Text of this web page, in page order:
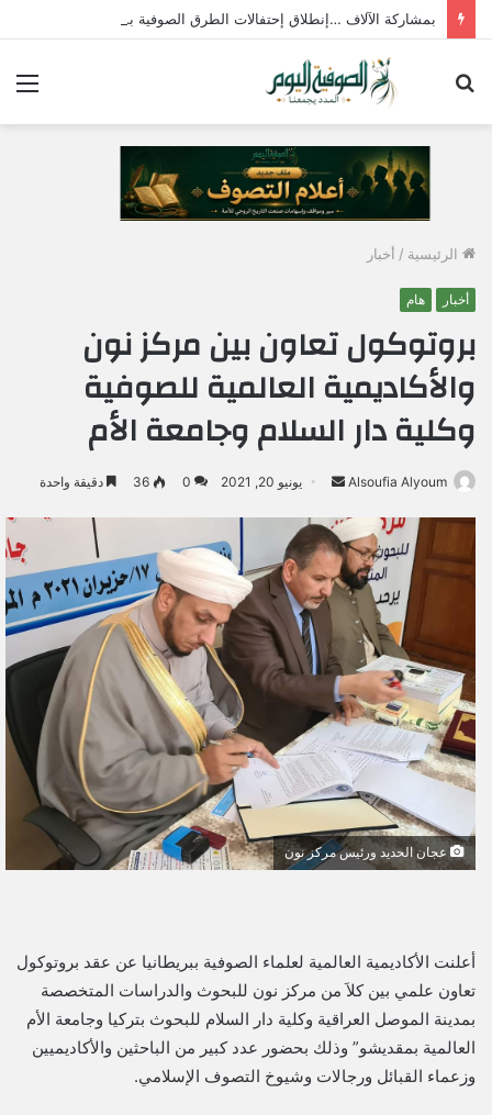
الرئيسية / أخبار
أخبار هام
بروتوكول تعاون بين مركز نون
والأكاديمية العالمية للصوفية
وكلية دار السلام وجامعة الأم
Alsoufia Alyoum
س
ل
ب
ر
ي
د
إ
ل
ك
ت
و
يونيو 20, 2021 0
36 دقيقة واحدة
عجان الحديد ورئيس مركز نون
أعلنت الأكاديمية العالمية لعلماء الصوفية ببريطانيا عن عقد بروتوكول
تعاون علمي بين كلاَ من مركز نون للبحوث والدراسات المتخصصة
بمدينة الموصل العراقية وكلية دار السلام للبحوث بتركيا وجامعة الأم
العالمية بمقديشو” وذلك بحضور عدد كبير من الباحثين والأكاديميين
وزعماء القبائل ورجالات وشيوخ التصوف الإسلامي.